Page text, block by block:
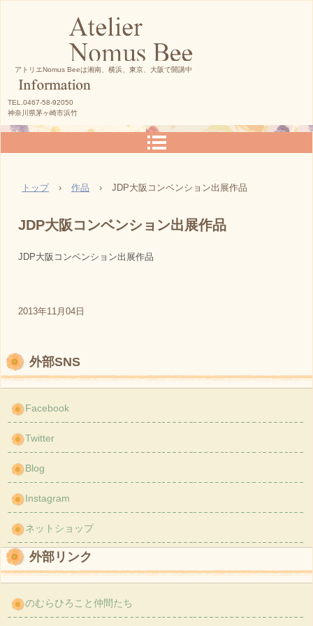
アトリエNomus Beeは湘南、横浜、東京、大阪で開講中
TEL.0467-58-92050
神奈川県茅ヶ崎市浜竹
トップ › 作品 › JDP大阪コンベンション出展作品
JDP大阪コンベンション出展作品
JDP大阪コンベンション出展作品
2013年11月04日
外部SNS
Facebook
Twitter
Blog
Instagram
ネットショップ
外部リンク
のむらひろこと仲間たち